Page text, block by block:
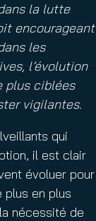
la lutte
encourageant
les
l’évolution
plus ciblées
vigilantes.
qui
il est clair
évoluer pour
en plus
nécessité de